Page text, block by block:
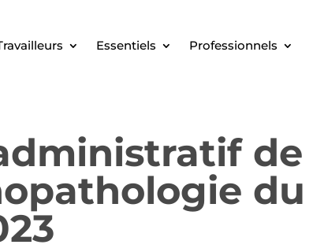
Essentiels Professionnels
de
du